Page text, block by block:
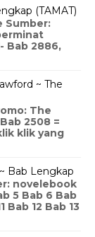
(TAMAT)
Sumber:
Bab 2886,
~ The
The
2508 =
klik yang
Bab Lengkap
novelebook
5 Bab 6 Bab
Bab 12 Bab 13